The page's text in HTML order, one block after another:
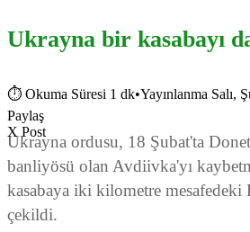
Ukrayna bir kasabayı
⏱ Okuma Süresi 1 dk•Yayınlanma Salı,
Paylaş
X Post
Ukrayna ordusu, 18 Şubat'ta
banliyösü olan Avdiivka'yı
kasabaya iki kilometre mesafedeki
çekildi.